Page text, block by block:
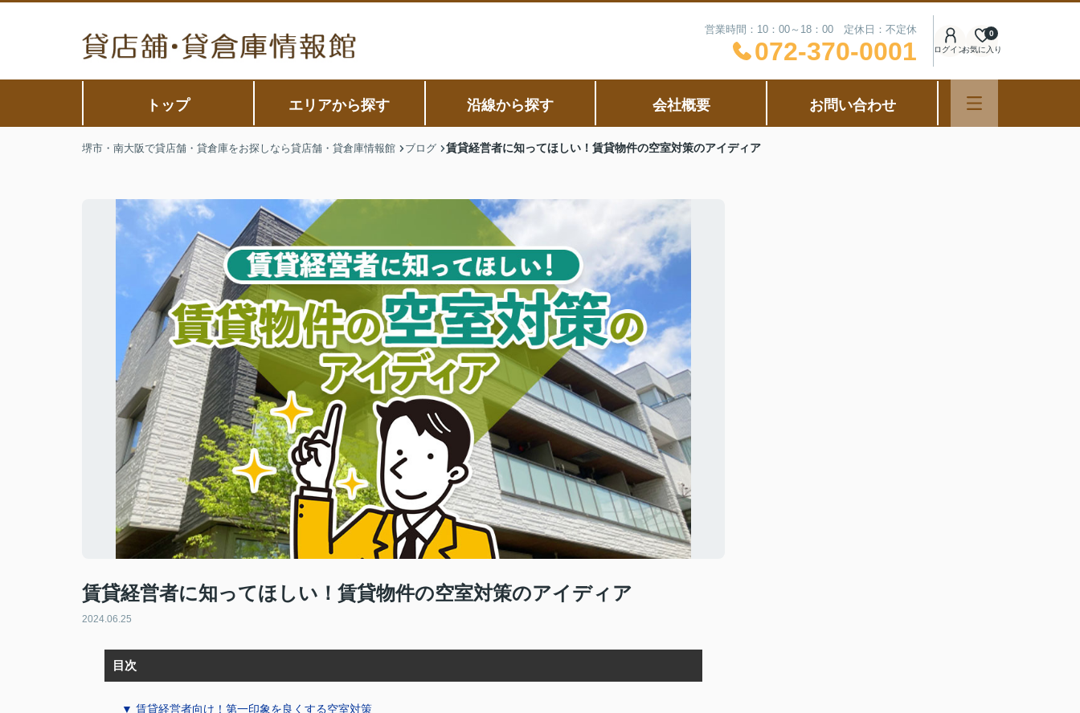
営業時間：10：00～18：00 定休日：不定休
072-370-0001 ログインお気に入り
0
トップ エリアから探す 沿線から探す 会社概要 お問い合わせ
堺市・南大阪で貸店舗・貸倉庫をお探しなら貸店舗・貸倉庫情報館 ブログ 賃貸経営者に知ってほしい！賃貸物件の空室対策のアイディア
賃貸経営者に知ってほしい！賃貸物件の空室対策のアイディア
2024.06.25
目次
▼ 賃貸経営者向け！第一印象を良くする空室対策